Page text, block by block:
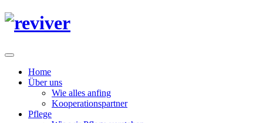
Home
Über uns
Wie alles anfing
Kooperationspartner
Pflege